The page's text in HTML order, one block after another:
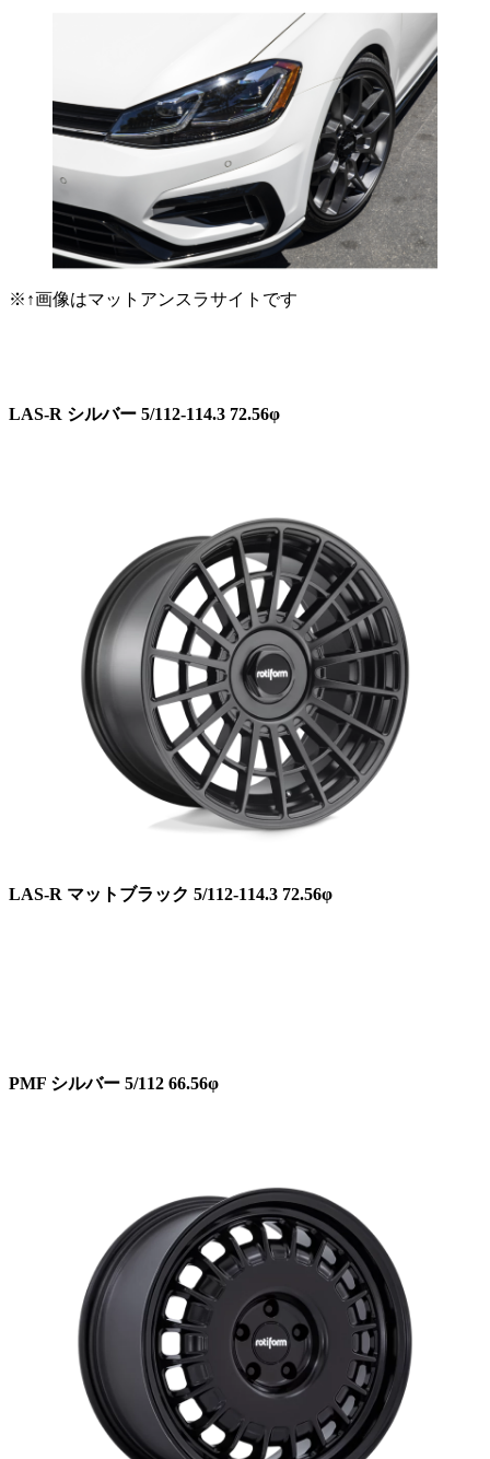
※↑画像はマットアンスラサイトです
LAS-R シルバー 5/112-114.3 72.56φ
LAS-R マットブラック 5/112-114.3 72.56φ
PMF シルバー 5/112 66.56φ